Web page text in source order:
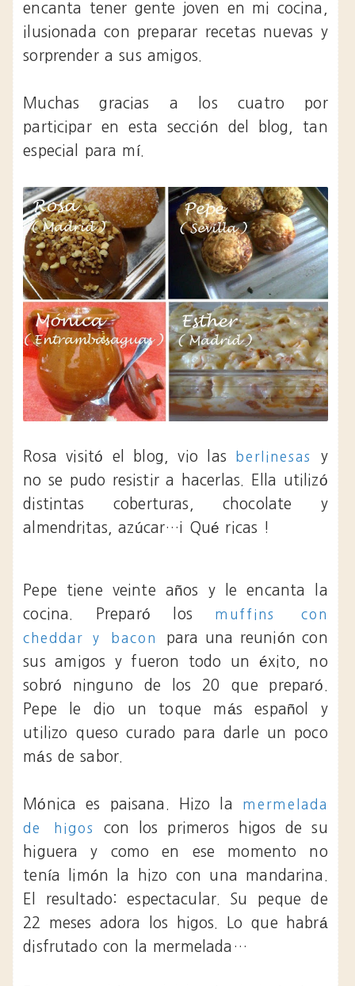
encanta tener gente joven en mi cocina,
ilusionada con preparar recetas nuevas y
sorprender a sus amigos.
Muchas gracias a los cuatro por
participar en esta sección del blog, tan
especial para mí.
Rosa visitó el blog, vio las berlinesas
y
no se pudo resistir a hacerlas. Ella utilizó
distintas coberturas, chocolate y
almendritas, azúcar…¡ Qué ricas !
Pepe tiene veinte años y le encanta la
cocina. Preparó los muffins con
cheddar y bacon para una reunión con
sus amigos y fueron todo un éxito, no
sobró ninguno de los 20 que preparó.
Pepe le dio un toque más español y
utilizo queso curado para darle un poco
más de sabor.
Mónica es paisana. Hizo la
mermelada
de higos
con los primeros higos de su
higuera y como en ese momento no
tenía limón la hizo con una mandarina.
El resultado: espectacular. Su peque de
22 meses adora los higos. Lo que habrá
disfrutado con la mermelada…